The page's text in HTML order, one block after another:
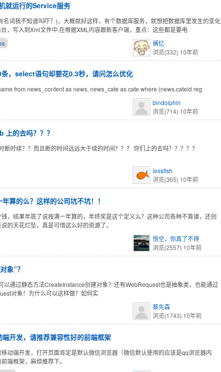
就运行的Service服务
名词我不知道叫吓？)，大概就好这样，有个数据库服务，就想把数据库里发生的变化
，写入到Xml文件中,在根据XML内容跟新客户端，重点：这些都是要电
搁忆
浏览(332) 10年前
，select语句却要花0.3秒，请问怎么优化
from news_content as news, news_cate as cate where (news.cateid reg
bindolphin
浏览(714) 10年前
上的去吗？？？
断时续？？而且断的时间远远大于续的时间？？？ 你们上的去吗？？？？？
lessfish
浏览(365) 10年前
算的么？这样的公司坑不坑！！
，结果年底了说按满一年算的，年终奖是这个定义么？这种公司各种不靠谱，还创
的天花烂坠，真是可惜这么好的资源了。
悟空，你真了不得
浏览(2557) 10年前
象”？
以通过静态方法CreateInstance创建对象？还有WebRequest也是抽象类，也能通过
对象！为什么可以这样做？如何实
蔡先森
浏览(1743) 10年前
开发，请推荐兼容性好的前端框架
动端开发，打开页面肯定是默认微信浏览器（微信默认使用的应该是qq浏览器内
端框架，麻烦推荐下。